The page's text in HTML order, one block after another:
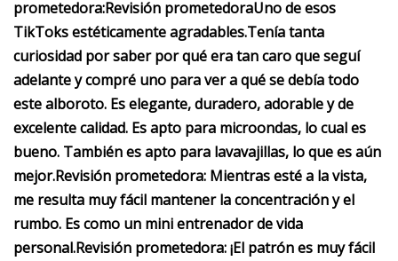
prometedora:Revisión prometedoraUno de esos
TikToks estéticamente agradables.Tenía tanta
curiosidad por saber por qué era tan caro que seguí
adelante y compré uno para ver a qué se debía todo
este alboroto. Es elegante, duradero, adorable y de
excelente calidad. Es apto para microondas, lo cual es
bueno. También es apto para lavavajillas, lo que es aún
mejor.Revisión prometedora: Mientras esté a la vista,
me resulta muy fácil mantener la concentración y el
rumbo. Es como un mini entrenador de vida
personal.Revisión prometedora:¡El patrón es muy fácil